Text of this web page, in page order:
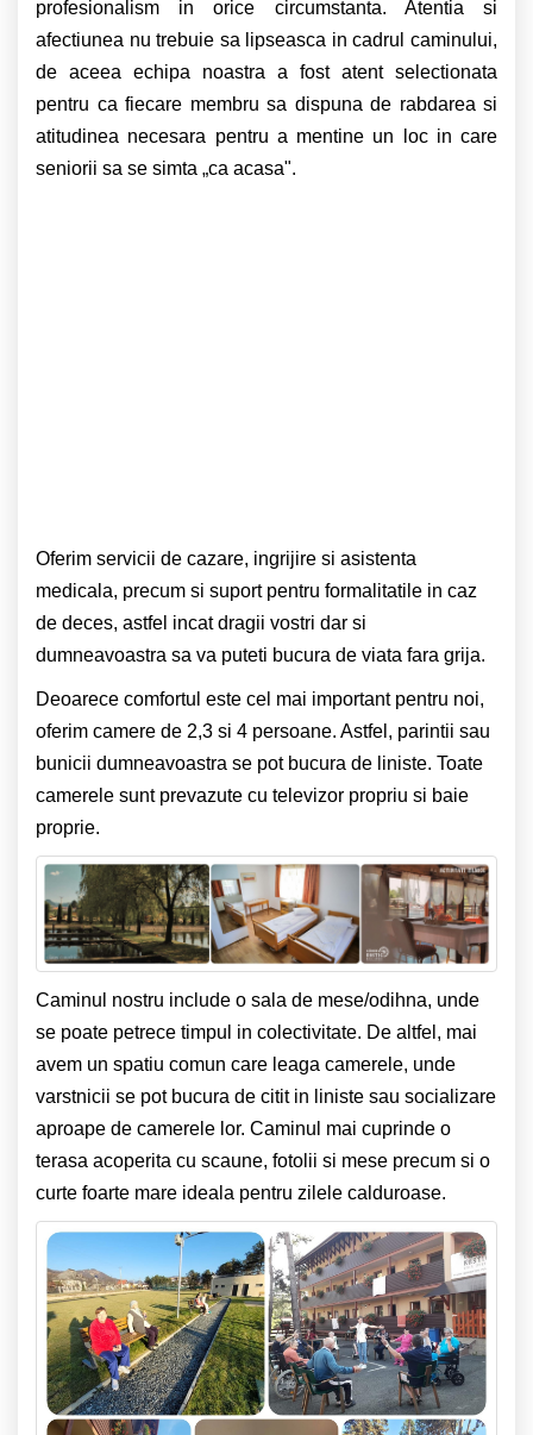
profesionalism in orice circumstanta. Atentia si
afectiunea nu trebuie sa lipseasca in cadrul caminului,
de aceea echipa noastra a fost atent selectionata
pentru ca fiecare membru sa dispuna de rabdarea si
atitudinea necesara pentru a mentine un loc in care
seniorii sa se simta „ca acasa".
Oferim servicii de cazare, ingrijire si asistenta
medicala, precum si suport pentru formalitatile in caz
de deces, astfel incat dragii vostri dar si
dumneavoastra sa va puteti bucura de viata fara grija.
Deoarece comfortul este cel mai important pentru noi,
oferim camere de 2,3 si 4 persoane. Astfel, parintii sau
bunicii dumneavoastra se pot bucura de liniste. Toate
camerele sunt prevazute cu televizor propriu si baie
proprie.
Caminul nostru include o sala de mese/odihna, unde
se poate petrece timpul in colectivitate. De altfel, mai
avem un spatiu comun care leaga camerele, unde
varstnicii se pot bucura de citit in liniste sau socializare
aproape de camerele lor. Caminul mai cuprinde o
terasa acoperita cu scaune, fotolii si mese precum si o
curte foarte mare ideala pentru zilele calduroase.